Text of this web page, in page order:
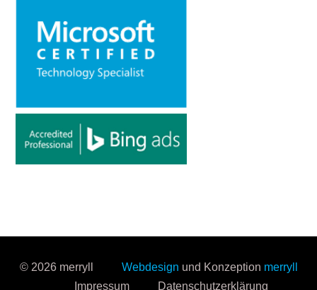
© 2026 merryll Webdesign und Konzeption merryll
Impressum
Datenschutzerklärung